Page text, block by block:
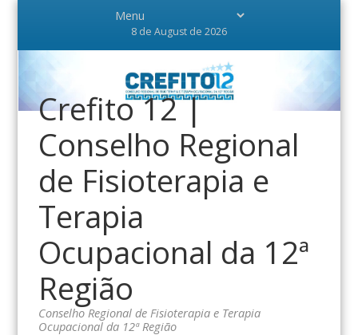
8 de August de 2026
Crefito 12 |
Conselho Regional
de Fisioterapia e
Terapia
Ocupacional da 12ª
Região
Conselho Regional de Fisioterapia e Terapia
Ocupacional da 12ª Região